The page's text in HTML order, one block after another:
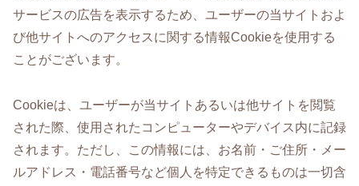
サービスの広告を表示するため、ユーザーの当サイトおよ
び他サイトへのアクセスに関する情報Cookieを使用する
ことがございます。
Cookieは、ユーザーが当サイトあるいは他サイトを閲覧
された際、使用されたコンピューターやデバイス内に記録
されます。ただし、この情報には、お名前・ご住所・メー
ルアドレス・電話番号など個人を特定できるものは一切含